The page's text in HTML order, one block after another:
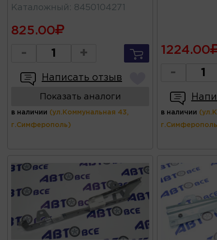
Каталожный : 8450104271
825.00
- +
Написать отзыв
Показать аналоги
в наличии (ул.Коммунальная 43,
г.Симферополь)
1224.00
-
в наличии